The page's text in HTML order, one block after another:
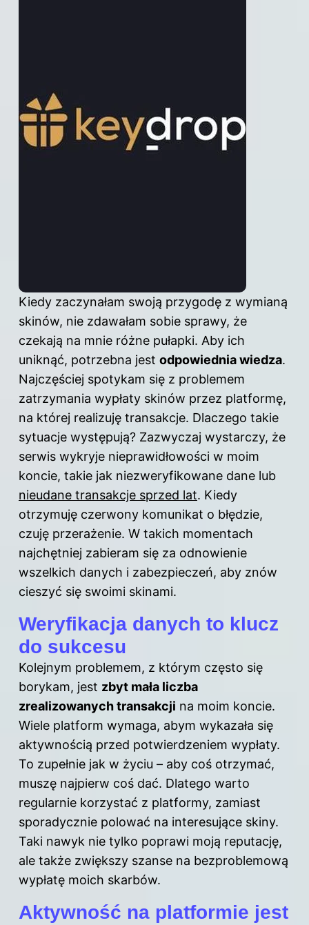
Kiedy zaczynałam swoją przygodę z wymianą
skinów, nie zdawałam sobie sprawy, że
czekają na mnie różne pułapki. Aby ich
uniknąć, potrzebna jest odpowiednia wiedza.
Najczęściej spotykam się z problemem
zatrzymania wypłaty skinów przez platformę,
na której realizuję transakcje. Dlaczego takie
sytuacje występują? Zazwyczaj wystarczy, że
serwis wykryje nieprawidłowości w moim
koncie, takie jak niezweryfikowane dane lub
nieudane transakcje sprzed lat. Kiedy
otrzymuję czerwony komunikat o błędzie,
czuję przerażenie. W takich momentach
najchętniej zabieram się za odnowienie
wszelkich danych i zabezpieczeń, aby znów
cieszyć się swoimi skinami.
Weryfikacja danych to klucz
do sukcesu
Kolejnym problemem, z którym często się
borykam, jest zbyt mała liczba
zrealizowanych transakcji na moim koncie.
Wiele platform wymaga, abym wykazała się
aktywnością przed potwierdzeniem wypłaty.
To zupełnie jak w życiu – aby coś otrzymać,
muszę najpierw coś dać. Dlatego warto
regularnie korzystać z platformy, zamiast
sporadycznie polować na interesujące skiny.
Taki nawyk nie tylko poprawi moją reputację,
ale także zwiększy szanse na bezproblemową
wypłatę moich skarbów.
Aktywność na platformie jest